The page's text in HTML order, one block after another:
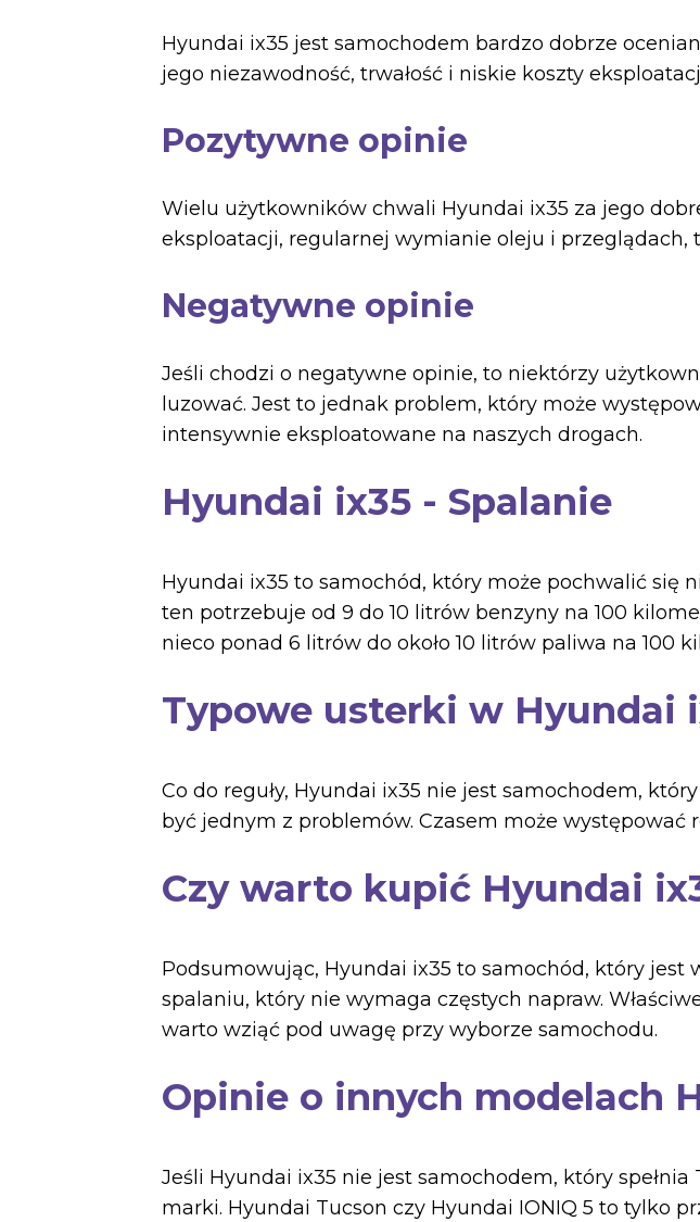
Hyundai ix35 jest samochodem bardzo dobrze
jego niezawodność, trwałość i niskie koszty
Pozytywne opinie
Wielu użytkowników chwali Hyundai ix35 za jego
eksploatacji, regularnej wymianie oleju i
Negatywne opinie
Jeśli chodzi o negatywne opinie, to niektórzy
luzować. Jest to jednak problem, który może
intensywnie eksploatowane na naszych drogach.
Hyundai ix35 - Spalanie
Hyundai ix35 to samochód, który może pochwalić się
ten potrzebuje od 9 do 10 litrów benzyny na 100
nieco ponad 6 litrów do około 10 litrów paliwa na 100
Typowe usterki w Hyundai
Co do reguły, Hyundai ix35 nie jest samochodem,
być jednym z problemów. Czasem może
Czy warto kupić Hyundai
Podsumowując, Hyundai ix35 to samochód, który jest
spalaniu, który nie wymaga częstych napraw.
warto wziąć pod uwagę przy wyborze samochodu.
Opinie o innych modelach
Jeśli Hyundai ix35 nie jest samochodem, który
marki. Hyundai Tucson czy Hyundai IONIQ 5 to tylko